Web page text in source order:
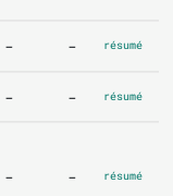
- - résumé
- - résumé
- - résumé